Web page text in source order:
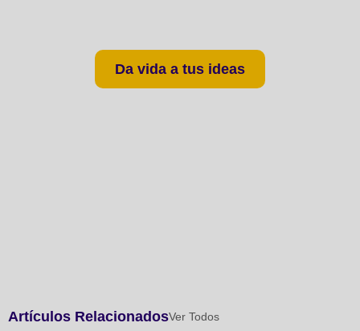
Da vida a tus ideas
Artículos RelacionadosVer Todos